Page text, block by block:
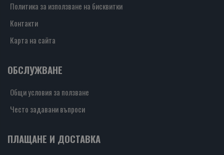
Политика за използване на бисквитки
Контакти
Карта на сайта
ОБСЛУЖВАНЕ
Общи условия за ползване
Често задавани въпроси
ПЛАЩАНЕ И ДОСТАВКА